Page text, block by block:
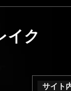
ク
サイト